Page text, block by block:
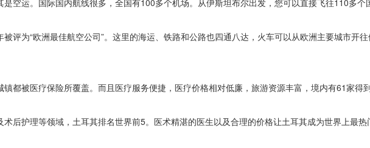
空运。国际国内航线很多，全国有100多个机场。从伊斯坦布尔出发，您可以直接飞往110多个
评为“欧洲最佳航空公司”。这里的海运、铁路和公路也四通八达，火车可以从欧洲主要城市开往
都被医疗保险所覆盖。而且医疗服务便捷，医疗价格相对低廉，旅游资源丰富，境内有61家得
后护理等领域，土耳其排名世界前5。医术精湛的医生以及合理的价格让土耳其成为世界上最